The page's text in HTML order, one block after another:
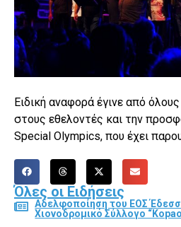
Ειδική αναφορά έγινε από
στους εθελοντές και την
Special Olympics, που έχει
Όλες οι Ειδήσεις
Αδελφοποίηση του ΕΟΣ
Χιονοδρομικό Σύλλογο